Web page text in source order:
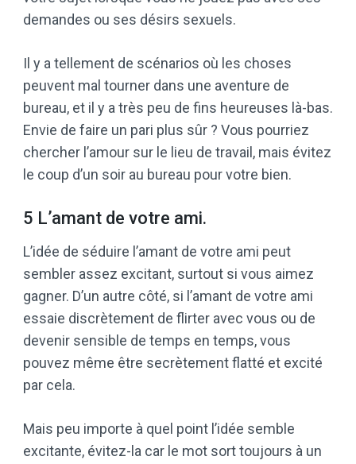
demandes ou ses désirs sexuels.
Il y a tellement de scénarios où les choses
peuvent mal tourner dans une aventure de
bureau, et il y a très peu de fins heureuses là-bas.
Envie de faire un pari plus sûr ? Vous pourriez
chercher l’amour sur le lieu de travail, mais évitez
le coup d’un soir au bureau pour votre bien.
5 L’amant de votre ami.
L’idée de séduire l’amant de votre ami peut
sembler assez excitant, surtout si vous aimez
gagner. D’un autre côté, si l’amant de votre ami
essaie discrètement de flirter avec vous ou de
devenir sensible de temps en temps, vous
pouvez même être secrètement flatté et excité
par cela.
Mais peu importe à quel point l’idée semble
excitante, évitez-la car le mot sort toujours à un